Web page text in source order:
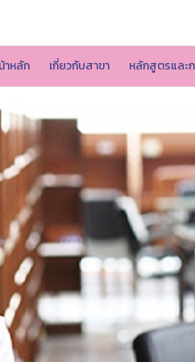
าหลัก เกี่ยวกับสาขา หลักสูตรและ